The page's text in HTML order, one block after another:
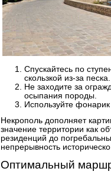
Спускайтесь по
скользкой из-за песка.
Не заходите за
осыпания породы.
Используйте
Некрополь дополняет
значение территории как
резиденций до
непрерывность
Оптимальный